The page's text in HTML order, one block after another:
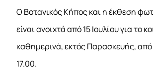
Ο Βοτανικός Κήπος και η έκθεση
είναι ανοιχτά από 15 Ιουλίου για το
καθημερινά, εκτός Παρασκευής, από
17.00.